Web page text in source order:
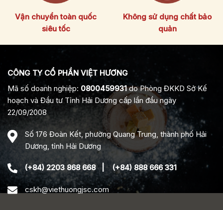
Vận chuyển toàn quốc
siêu tốc
Không sử dụng chất bảo
quản
CÔNG TY CỔ PHẦN VIỆT HƯƠNG
Mã số doanh nghiệp: 0800459931 do Phòng ĐKKD Sở Kế
hoạch và Đầu tư Tỉnh Hải Dương cấp lần đầu ngày
22/09/2008
Số 176 Đoàn Kết, phường Quang Trung, thành phố Hải
Dương, tỉnh Hải Dương
(+84) 2203 868 668 | (+84) 888 666 331
cskh@viethuongjsc.com